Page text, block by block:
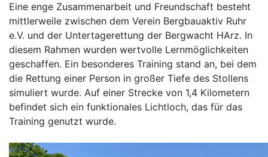
Eine enge Zusammenarbeit und Freundschaft besteht
mittlerweile zwischen dem Verein Bergbauaktiv Ruhr
e.V. und der Untertagerettung der Bergwacht HArz. In
diesem Rahmen wurden wertvolle Lernmöglichkeiten
geschaffen. Ein besonderes Training stand an, bei dem
die Rettung einer Person in großer Tiefe des Stollens
simuliert wurde. Auf einer Strecke von 1,4 Kilometern
befindet sich ein funktionales Lichtloch, das für das
Training genutzt wurde.